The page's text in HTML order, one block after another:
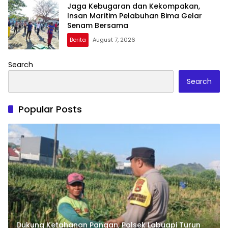
Jaga Kebugaran dan Kekompakan,
Insan Maritim Pelabuhan Bima Gelar
Senam Bersama
Berita August 7, 2026
Search
Search
Popular Posts
Dukung Ketahanan Pangan, Polsek Labuapi Turun